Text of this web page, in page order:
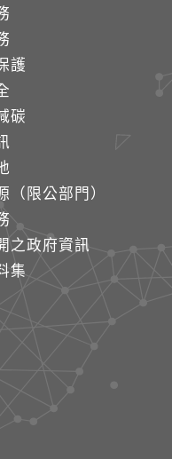
護
碳
（限公部門）
之政府資訊
集